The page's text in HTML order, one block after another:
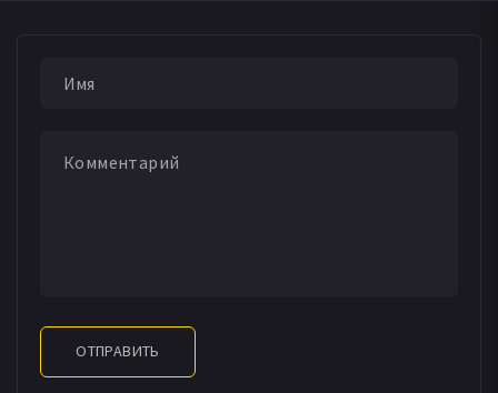
ОТПРАВИТЬ